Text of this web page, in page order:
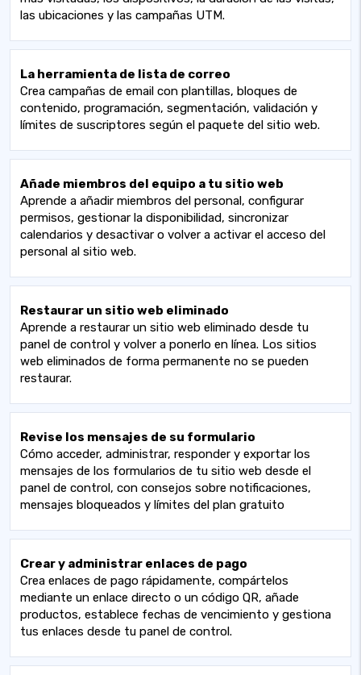
las ubicaciones y las campañas UTM.
La herramienta de lista de correo
Crea campañas de email con plantillas, bloques de
contenido, programación, segmentación, validación y
límites de suscriptores según el paquete del sitio web.
Añade miembros del equipo a tu sitio web
Aprende a añadir miembros del personal, configurar
permisos, gestionar la disponibilidad, sincronizar
calendarios y desactivar o volver a activar el acceso del
personal al sitio web.
Restaurar un sitio web eliminado
Aprende a restaurar un sitio web eliminado desde tu
panel de control y volver a ponerlo en línea. Los sitios
web eliminados de forma permanente no se pueden
restaurar.
Revise los mensajes de su formulario
Cómo acceder, administrar, responder y exportar los
mensajes de los formularios de tu sitio web desde el
panel de control, con consejos sobre notificaciones,
mensajes bloqueados y límites del plan gratuito
Crear y administrar enlaces de pago
Crea enlaces de pago rápidamente, compártelos
mediante un enlace directo o un código QR, añade
productos, establece fechas de vencimiento y gestiona
tus enlaces desde tu panel de control.